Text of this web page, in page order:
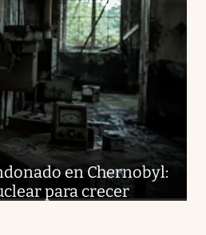
en Chernobyl:
para crecer